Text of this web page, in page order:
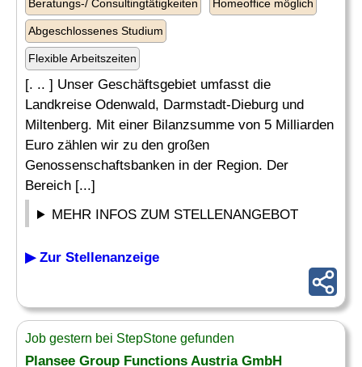
Beratungs-/ Consultingtätigkeiten Homeoffice möglich
Abgeschlossenes Studium
Flexible Arbeitszeiten
[. .. ] Unser Geschäftsgebiet umfasst die
Landkreise Odenwald, Darmstadt-Dieburg und
Miltenberg. Mit einer Bilanzsumme von 5 Milliarden
Euro zählen wir zu den großen
Genossenschaftsbanken in der Region. Der
Bereich [...]
MEHR INFOS ZUM STELLENANGEBOT
▶ Zur Stellenanzeige
Job gestern bei StepStone gefunden
Plansee Group Functions Austria GmbH